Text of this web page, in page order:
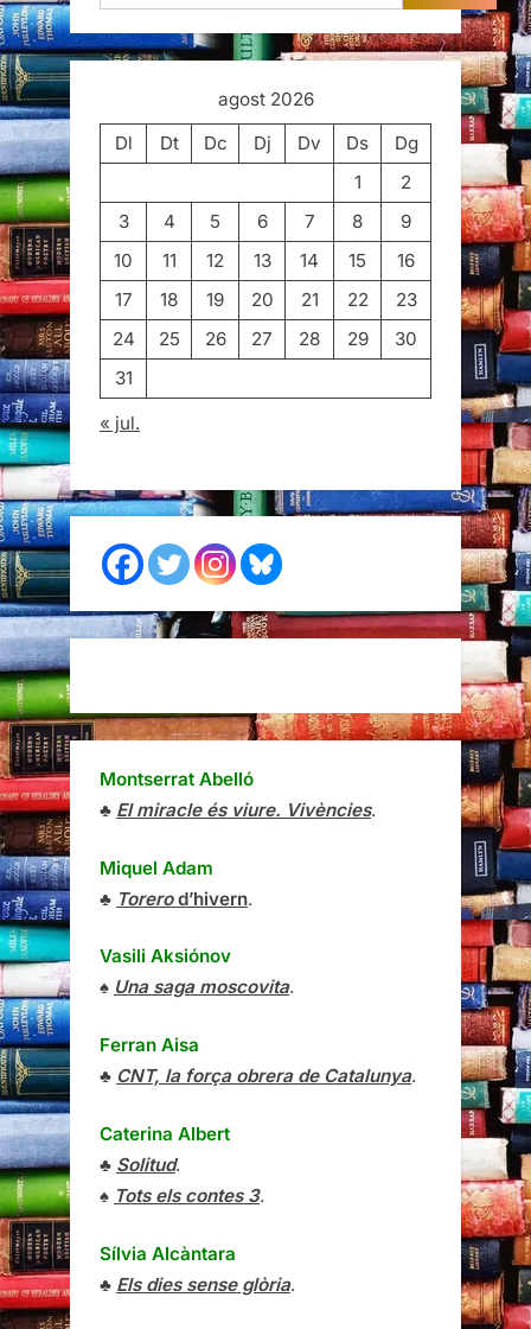
agost 2026
Dl
Dt Dc Dj Dv Ds
Dg
1
2
3
4 5 6 7 8
9
10
11 12 13 14 15
16
17
18 19 20 21 22
23
24
25 26 27 28 29
30
31
« jul.
Montserrat Abelló
♣ El miracle és viure. Vivències.
Miquel Adam
♣ Torerod’hivern.
Vasili Aksiónov
♠ Una saga moscovita.
Ferran Aisa
♣ CNT, la força obrera de Catalunya.
Caterina Albert
♣ Solitud.
♠ Tots els contes 3.
Sílvia Alcàntara
♣ Els dies sense glòria.